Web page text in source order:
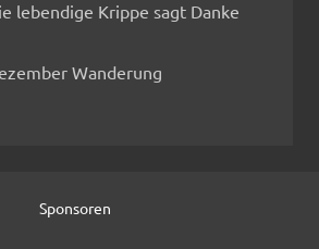
lebendige Krippe sagt Danke
Wanderung
Sponsoren